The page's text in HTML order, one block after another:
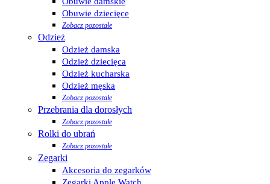
Obuwie dziecięce
Zobacz pozostałe
Odzież
Odzież damska
Odzież dziecięca
Odzież kucharska
Odzież męska
Zobacz pozostałe
Przebrania dla dorosłych
Zobacz pozostałe
Rolki do ubrań
Zobacz pozostałe
Zegarki
Akcesoria do zegarków
Zegarki Apple Watch